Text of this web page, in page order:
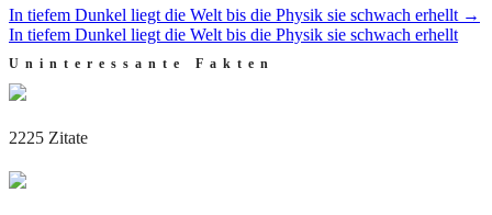
In tiefem Dunkel liegt die Welt bis die Physik sie schwach erhellt →
In tiefem Dunkel liegt die Welt bis die Physik sie schwach erhellt
Uninteressante Fakten
2225 Zitate